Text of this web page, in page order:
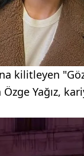
kilitleyen
Yağız,